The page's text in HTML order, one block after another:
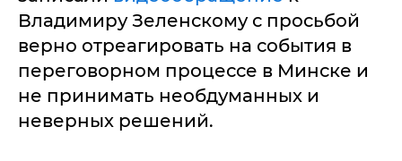
Владимиру Зеленскому с просьбой
верно отреагировать на события в
переговорном процессе в Минске и
не принимать необдуманных и
неверных решений.